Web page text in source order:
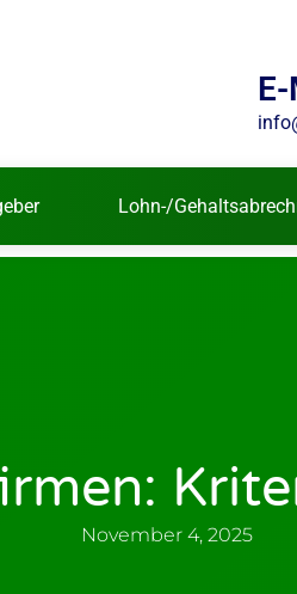
Lohn-/
November 4, 2025